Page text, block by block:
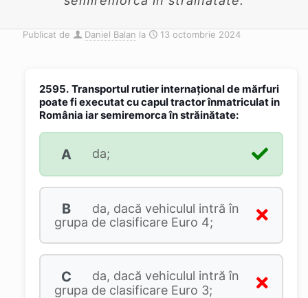
Publicat de Daniel Balan la 13 octombrie 2024
2595. Transportul rutier internaţional de mărfuri
poate fi executat cu capul tractor înmatriculat in
România iar semiremorca în străinătate:
A da;
B
da, dacă vehiculul intră în
grupa de clasificare Euro 4;
C
da, dacă vehiculul intră în
grupa de clasificare Euro 3;